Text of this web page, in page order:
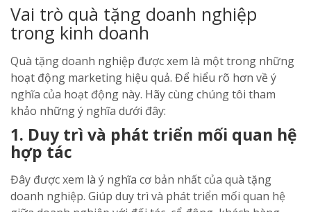
Vai trò quà tặng doanh nghiệp
trong kinh doanh
Quà tặng doanh nghiệp được xem là một trong những
hoạt động marketing hiệu quả. Để hiểu rõ hơn về ý
nghĩa của hoạt động này. Hãy cùng chúng tôi tham
khảo những ý nghĩa dưới đây:
1. Duy trì và phát triển mối quan hệ
hợp tác
Đây được xem là ý nghĩa cơ bản nhất của quà tặng
doanh nghiệp. Giúp duy trì và phát triển mối quan hệ